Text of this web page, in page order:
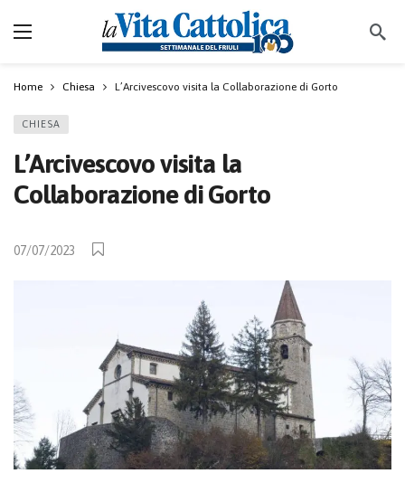
Home Chiesa L’Arcivescovo visita la Collaborazione di Gorto
CHIESA
L’Arcivescovo visita la
Collaborazione di Gorto
07/07/2023